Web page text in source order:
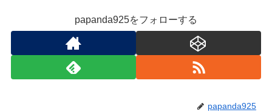
papanda925をフォローする
papanda925